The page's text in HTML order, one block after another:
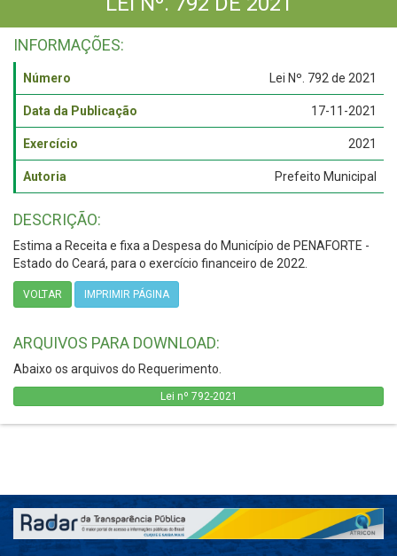
INFORMAÇÕES:
Número Lei Nº. 792 de 2021
Data da Publicação 17-11-2021
Exercício 2021
Autoria Prefeito Municipal
DESCRIÇÃO:
Estima a Receita e fixa a Despesa do Município de PENAFORTE -
Estado do Ceará, para o exercício financeiro de 2022.
VOLTAR IMPRIMIR PÁGINA
ARQUIVOS PARA DOWNLOAD:
Abaixo os arquivos do Requerimento.
Lei nº 792-2021